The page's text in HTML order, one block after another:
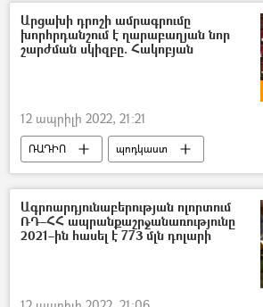
Իրանի Իսլամական Հանրապետություն
Ռուսաստան
Արցախի դրոշի ամրագրումը
խորհրդանշում է ղարաբաղյան նոր
շարժման սկիզբը. Հակոբյան
12 ապրիլի 2022, 21:21
ՌԱԴԻՈ
պոդկաստ
ԱԺ (Ազգային ժողով)
ընդդիմություն
Իշխան Սաղաթելյան
«Պատիվ ունեմ» դաշինք
Հայաստանի դեմոկրատական կուսակցություն
Ագրոարդյունաբերության ոլորտում
ՌԴ–ՀՀ ապրանքաշրջանառությունը
2021–ին հասել է 773 մլն դոլարի